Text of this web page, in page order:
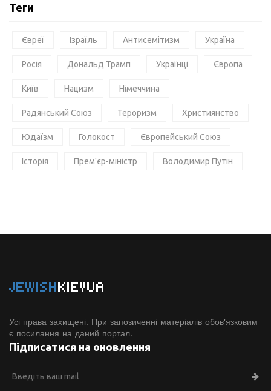
Теги
Євреї Ізраїль Антисемітизм Україна
Росія Дональд Трамп Українці Європа
Київ Нацизм Німеччина
Радянський Союз Тероризм Християнство
Юдаїзм Голокост Європейський Союз
Історія Прем'єр-міністр Володимир Путін
JEWISHKIEVUA
Усі права захищені. При запозиченні матеріалів обов'язковим
є посилання на даний портал.
Підписатися на оновлення